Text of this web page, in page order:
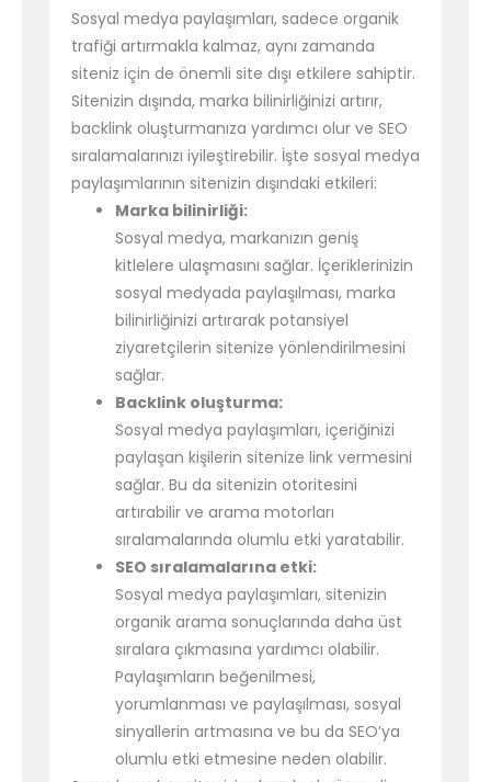
Sosyal medya paylaşımları, sadece organik
trafiği artırmakla kalmaz, aynı zamanda
siteniz için de önemli site dışı etkilere sahiptir.
Sitenizin dışında, marka bilinirliğinizi artırır,
backlink oluşturmanıza yardımcı olur ve SEO
sıralamalarınızı iyileştirebilir. İşte sosyal medya
paylaşımlarının sitenizin dışındaki etkileri:
Marka bilinirliği:
Sosyal medya, markanızın geniş
kitlelere ulaşmasını sağlar. İçeriklerinizin
sosyal medyada paylaşılması, marka
bilinirliğinizi artırarak potansiyel
ziyaretçilerin sitenize yönlendirilmesini
sağlar.
Backlink oluşturma:
Sosyal medya paylaşımları, içeriğinizi
paylaşan kişilerin sitenize link vermesini
sağlar. Bu da sitenizin otoritesini
artırabilir ve arama motorları
sıralamalarında olumlu etki yaratabilir.
SEO sıralamalarına etki:
Sosyal medya paylaşımları, sitenizin
organik arama sonuçlarında daha üst
sıralara çıkmasına yardımcı olabilir.
Paylaşımların beğenilmesi,
yorumlanması ve paylaşılması, sosyal
sinyallerin artmasına ve bu da SEO’ya
olumlu etki etmesine neden olabilir.